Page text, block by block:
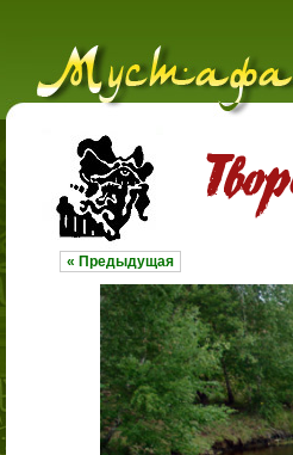
« Предыдущая